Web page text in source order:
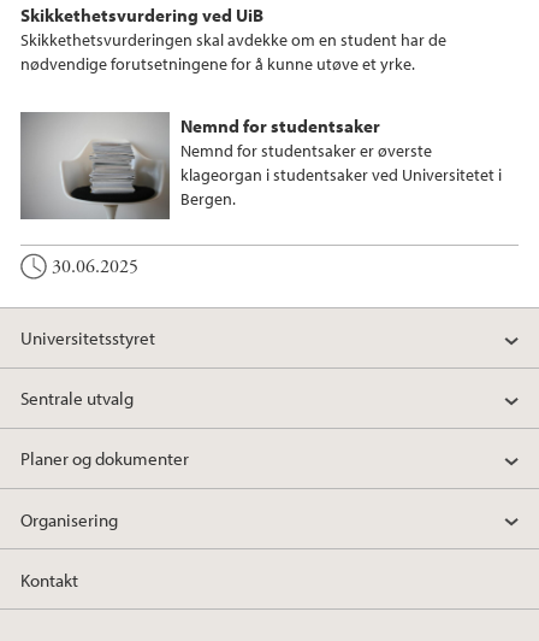
Skikkethetsvurdering ved UiB
Skikkethetsvurderingen skal avdekke om en student har de
nødvendige forutsetningene for å kunne utøve et yrke.
Nemnd for studentsaker
Nemnd for studentsaker er øverste
klageorgan i studentsaker ved Universitetet i
Bergen.
30.06.2025
Universitetsstyret
Sentrale utvalg
Planer og dokumenter
Organisering
Kontakt